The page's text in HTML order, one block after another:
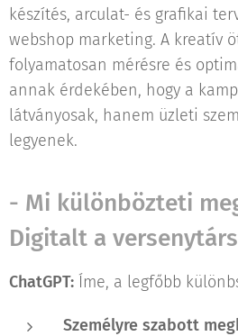
készítés, arculat- és grafikai
webshop marketing. A kreatív
folyamatosan mérésre és
annak érdekében, hogy a
látványosak, hanem üzleti
legyenek.
- Mi különbözteti
Digitalt a
ChatGPT: Íme, a legfőbb
Személyre szabott